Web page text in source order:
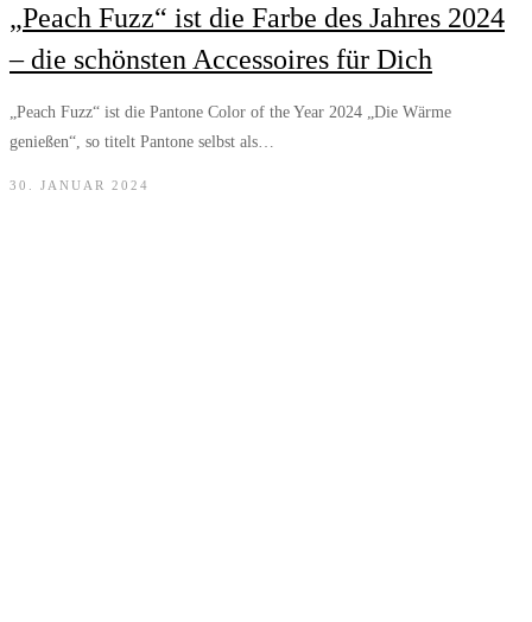
„Peach Fuzz“ ist die Farbe des Jahres 2024
– die schönsten Accessoires für Dich
„Peach Fuzz“ ist die Pantone Color of the Year 2024 „Die Wärme
genießen“, so titelt Pantone selbst als…
30. JANUAR 2024